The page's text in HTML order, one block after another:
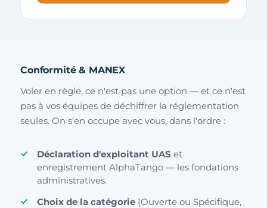
Conformité & MANEX
Voler en règle, ce n'est pas une option — et ce n'est
pas à vos équipes de déchiffrer la réglementation
seules. On s'en occupe avec vous, dans l'ordre :
Déclaration d'exploitant UAS et
enregistrement AlphaTango — les fondations
administratives.
Choix de la catégorie (Ouverte ou Spécifique,